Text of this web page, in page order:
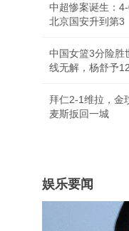
中超惨案诞生：
北京国安升到第3
中国女篮3分险胜
线无解，杨舒予
拜仁2-1维拉，金
麦斯扳回一城
娱乐要闻